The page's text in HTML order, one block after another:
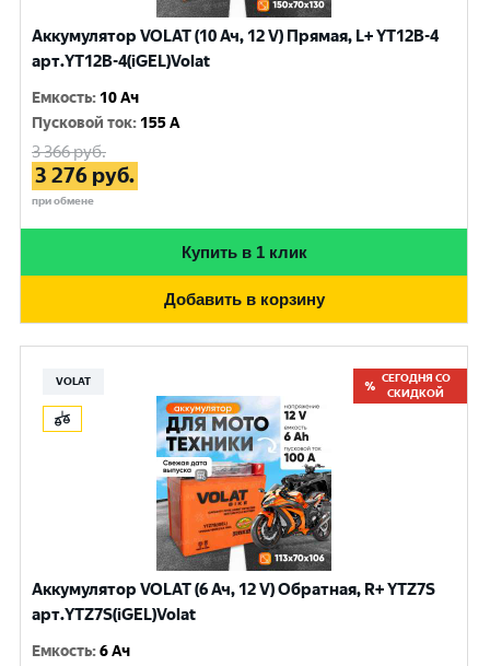
Аккумулятор VOLAT (10 Ач, 12 V) Прямая, L+ YT12B-4
арт.YT12B-4(iGEL)Volat
Емкость: 10 Ач
Пусковой ток: 155 A
3 366руб.
3 276 руб.
при обмене
Купить в 1 клик
Добавить в корзину
VOLAT
СЕГОДНЯ СО
СКИДКОЙ
Аккумулятор VOLAT (6 Ач, 12 V) Обратная, R+ YTZ7S
арт.YTZ7S(iGEL)Volat
Емкость:6 Ач